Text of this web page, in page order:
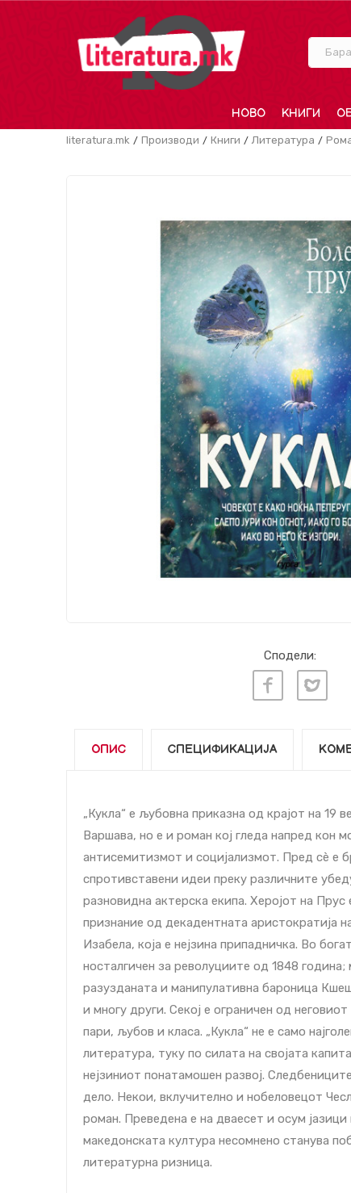
НОВО КНИГИ
literatura.mk Производи Книги Литература
Сподели:
ОПИС СПЕЦИФИКАЦИЈА
„Кукла“ е љубовна приказна од крајот на 19
Варшава, но е и роман кој гледа напред кон
антисемитизмот и социјализмот. Пред сè е
спротивставени идеи преку различните
разновидна актерска екипа. Херојот на
признание од декадентната аристократија
Изабела, која е нејзина припадничка. Во
носталгичен за револуциите од 1848
разузданата и манипулативна бароница
и многу други. Секој е ограничен од
пари, љубов и класа. „Кукла“ не е само
литература, туку по силата на својата
нејзиниот понатамошен развој.
дело. Некои, вклучително и нобеловецот
роман. Преведена е на дваесет и осум
македонската култура несомнено станува
литературна ризница.